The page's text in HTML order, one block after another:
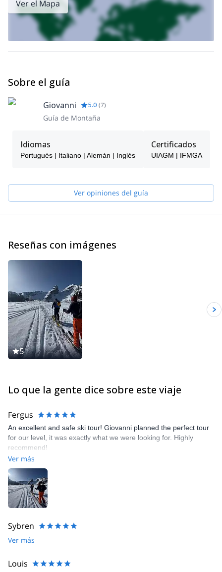
Ver el Mapa
Sobre el guía
Giovanni 5.0 (7)
Guía de Montaña
Idiomas
Portugués | Italiano | Alemán | Inglés
Certificados
UIAGM | IFMGA
Ver opiniones del guía
Reseñas con imágenes
5
Lo que la gente dice sobre este viaje
Fergus
An excellent and safe ski tour! Giovanni planned the perfect tour
for our level, it was exactly what we were looking for. Highly
recommend!
Ver más
Sybren
Ver más
Louis